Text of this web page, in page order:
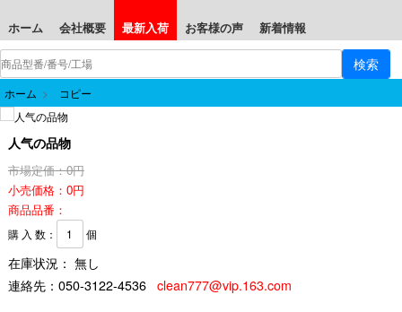
ホーム 会社概要 最新入荷 お客様の声 新着情報
ホーム > コピー
人气の品物
市場定価：0円
小売価格：0円
商品品番：
購 入 数： 個
在庫状況： 無し
連絡先： 050-3122-4536 clean777@vip.163.com